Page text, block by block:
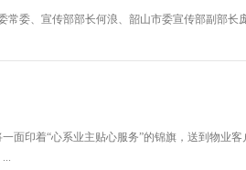
委、宣传部部长何浪、韶山市委宣传部副部长
面印着“心系业主贴心服务”的锦旗，送到物业